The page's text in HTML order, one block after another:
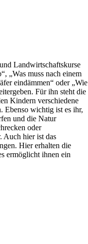
Landwirtschaftskurse
„Was muss nach einem
eindämmen“ oder „Wie
Für ihn steht die
Kindern verschiedene
Ebenso wichtig ist es ihr,
und die Natur
oder
Auch hier ist das
Hier erhalten die
ermöglicht ihnen ein